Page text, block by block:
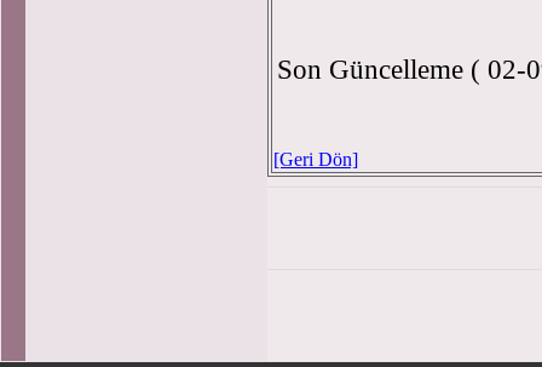
Son Güncelleme ( 02-
[Geri Dön]